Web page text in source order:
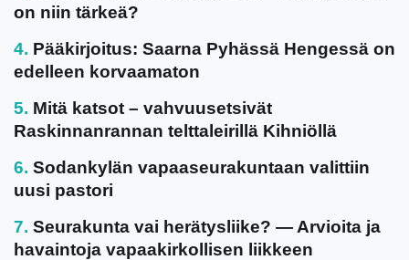
on niin tärkeä?
Pääkirjoitus: Saarna Pyhässä Hengessä on
edelleen korvaamaton
Mitä katsot – vahvuusetsivät
Raskinnanrannan telttaleirillä Kihniöllä
Sodankylän vapaaseurakuntaan valittiin
uusi pastori
Seurakunta vai herätysliike? — Arvioita ja
havaintoja vapaakirkollisen liikkeen